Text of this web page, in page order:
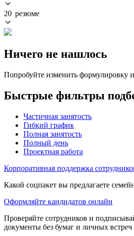
20 резюме
Ничего не нашлось
Попробуйте изменить формулировку
Быстрые фильтры
Частичная занятость
Гибкий график
Полная занятость
Полный день
Проектная работа
Корпоративная поддержка
Какой соцпакет вы предлагаете
Оформляйте кандидатов онлайн
Проверяйте сотрудников и
документы без бумаг и личных встреч